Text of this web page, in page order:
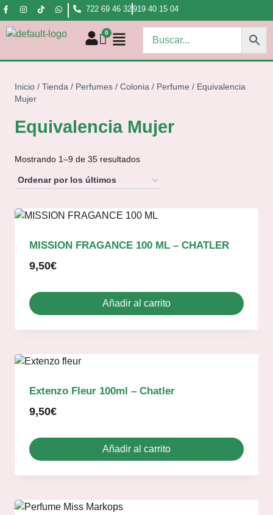
722 69 46 32919 40 15 04
Inicio / Tienda / Perfumes / Colonia / Perfume / Equivalencia
Mujer
Equivalencia Mujer
Mostrando 1–9 de 35 resultados
MISSION FRAGANCE 100 ML – CHATLER
9,50€
Añadir al carrito
Extenzo Fleur 100ml – Chatler
9,50€
Añadir al carrito